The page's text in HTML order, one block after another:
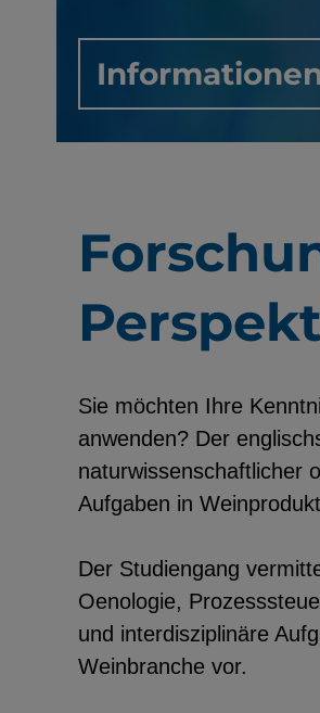
Sie möchten Ihre
anwenden? Der
naturwissenschaftlicher
Aufgaben in
Der Studiengang
Oenologie,
und interdisziplinäre
Weinbranche vor.